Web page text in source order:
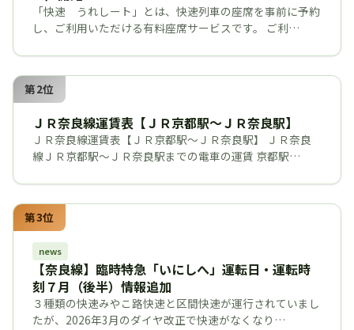
「快速 うれしート」とは、快速列車の座席を事前に予約
し、ご利用いただける有料座席サービスです。 ご利…
第2位
ＪＲ奈良線運賃表【ＪＲ京都駅～ＪＲ奈良駅】
ＪＲ奈良線運賃表【ＪＲ京都駅～ＪＲ奈良駅】 ＪＲ奈良
線ＪＲ京都駅～ＪＲ奈良駅までの電車の運賃 京都駅…
第3位
news
【奈良線】臨時特急「いにしへ」運転日・運転時
刻７月（後半）情報追加
３種類の快速みやこ路快速と区間快速が運行されていまし
たが、2026年3月のダイヤ改正で快速がなくなり…